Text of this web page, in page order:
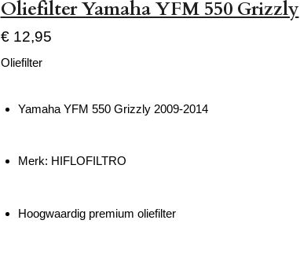
Oliefilter Yamaha YFM 550 Grizzly
€ 12,95
Oliefilter
Yamaha YFM 550 Grizzly 2009-2014
Merk: HIFLOFILTRO
Hoogwaardig premium oliefilter